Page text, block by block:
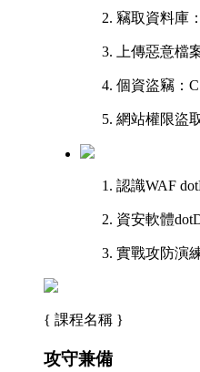
竊取資料庫
上傳惡意檔
個資盜竊：
網站權限盜
認識WAF
資安軟體
實戰攻防演
{ 課程名稱 }
攻守兼備